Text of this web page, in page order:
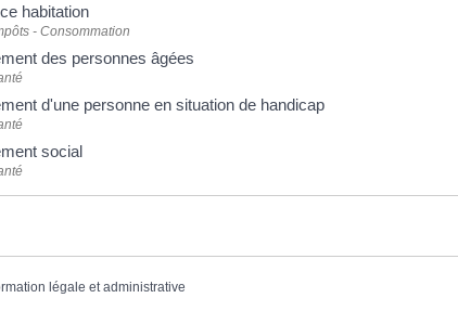
habitation
- Consommation
des personnes âgées
d'une personne en situation de handicap
social
légale et administrative